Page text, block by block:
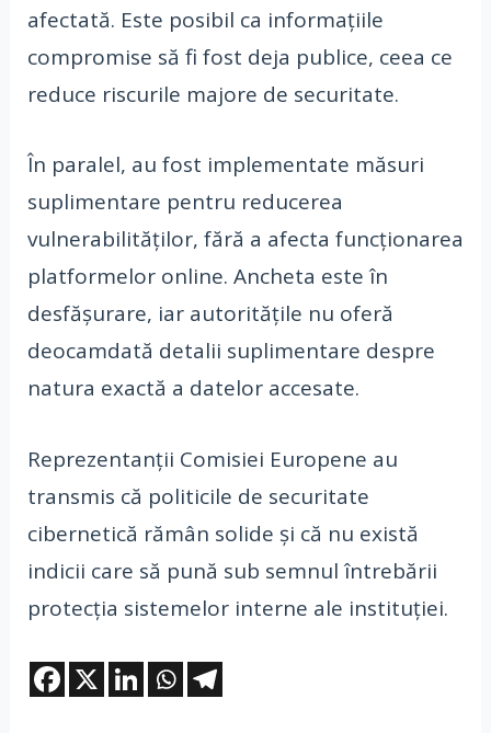
afectată. Este posibil ca informațiile
compromise să fi fost deja publice, ceea ce
reduce riscurile majore de securitate.
În paralel, au fost implementate măsuri
suplimentare pentru reducerea
vulnerabilităților, fără a afecta funcționarea
platformelor online. Ancheta este în
desfășurare, iar autoritățile nu oferă
deocamdată detalii suplimentare despre
natura exactă a datelor accesate.
Reprezentanții Comisiei Europene au
transmis că politicile de securitate
cibernetică rămân solide și că nu există
indicii care să pună sub semnul întrebării
protecția sistemelor interne ale instituției.